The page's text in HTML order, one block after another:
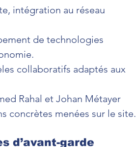
intégration au réseau
de technologies
collaboratifs adaptés aux
Rahal et Johan Métayer
concrètes menées sur le site.
d’avant-garde